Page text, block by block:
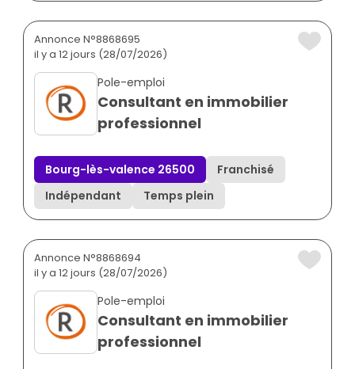
Annonce N°8868695
il y a 12 jours (28/07/2026)
Pole-emploi
Consultant en immobilier
professionnel
Bourg-lès-valence 26500
Franchisé
Indépendant
Temps plein
Annonce N°8868694
il y a 12 jours (28/07/2026)
Pole-emploi
Consultant en immobilier
professionnel